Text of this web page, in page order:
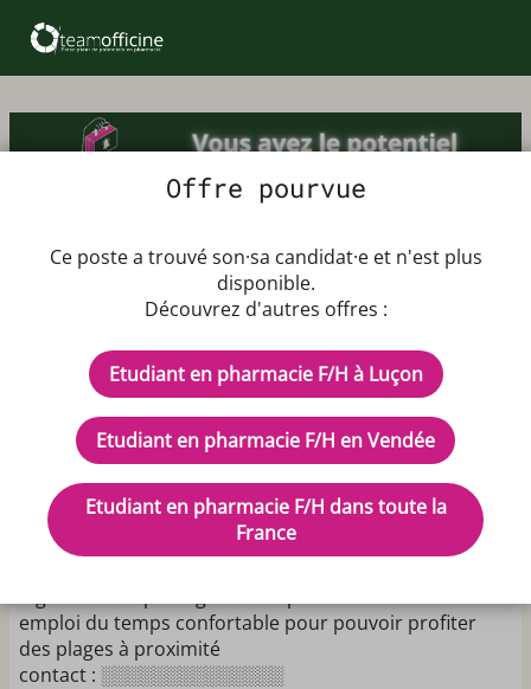
Offre d'emploi Etudiant en
pharmacie F/H
Dès que possible jusqu'au 31/08/2026
Rémunération 2500€ brut
CDD - Temps plein
Description de l'offre d'emploi
La pharmacie recherche un(e) étudiant(e) en
pharmacie pour cet été
emploi du temps confortable pour pouvoir profiter
des plages à proximité
contact : ░░░░░░░░░░░░░░
Offre pourvue
Ce poste a trouvé son·sa candidat·e et n'est plus
disponible.
Découvrez d'autres offres :
Etudiant en pharmacie F/H à Luçon
Etudiant en pharmacie F/H en Vendée
Etudiant en pharmacie F/H dans toute la
France